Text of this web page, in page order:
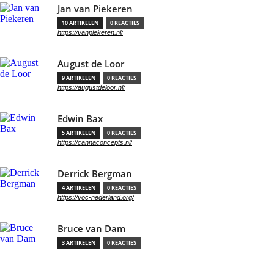
Jan van Piekeren
10 ARTIKELEN 0 REACTIES
https://vanpiekeren.nl/
August de Loor
9 ARTIKELEN 0 REACTIES
https://augustdeloor.nl/
Edwin Bax
5 ARTIKELEN 0 REACTIES
https://cannaconcepts.nl/
Derrick Bergman
4 ARTIKELEN 0 REACTIES
https://voc-nederland.org/
Bruce van Dam
3 ARTIKELEN 0 REACTIES